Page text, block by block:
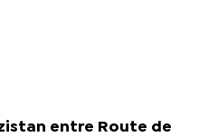
entre Route de